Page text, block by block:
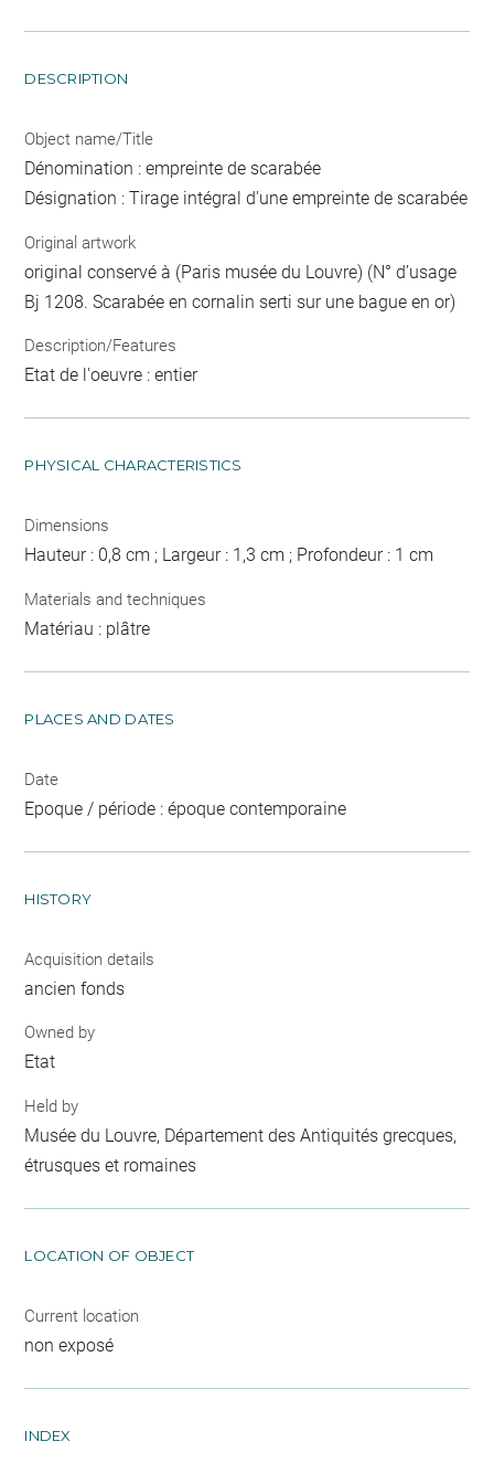
DESCRIPTION
Object name/Title
Dénomination : empreinte de scarabée
Désignation : Tirage intégral d'une empreinte de scarabée
Original artwork
original conservé à (Paris musée du Louvre) (N° d’usage
Bj 1208. Scarabée en cornalin serti sur une bague en or)
Description/Features
Etat de l'oeuvre : entier
PHYSICAL CHARACTERISTICS
Dimensions
Hauteur : 0,8 cm ; Largeur : 1,3 cm ; Profondeur : 1 cm
Materials and techniques
Matériau : plâtre
PLACES AND DATES
Date
Epoque / période : époque contemporaine
HISTORY
Acquisition details
ancien fonds
Owned by
Etat
Held by
Musée du Louvre, Département des Antiquités grecques,
étrusques et romaines
LOCATION OF OBJECT
Current location
non exposé
INDEX